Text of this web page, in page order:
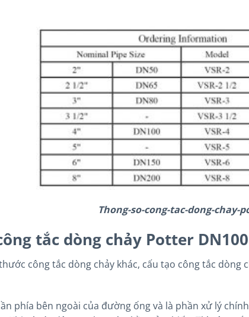
Thong-so-cong-tac-dong-chay-
tắc dòng chảy Potter DN100
công tắc dòng chảy khác, cấu tạo công tắc dòng
phía bên ngoài của đường ống và là phần xử lý